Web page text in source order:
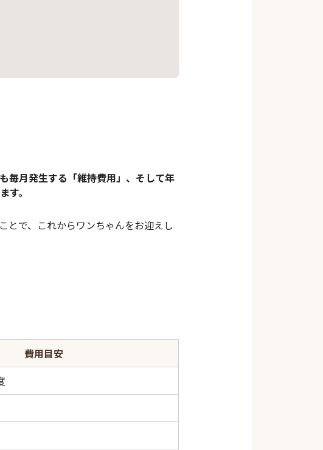
毎月発生する「維持費用」、そして年
す。
とで、これからワンちゃんをお迎えし
費用目安